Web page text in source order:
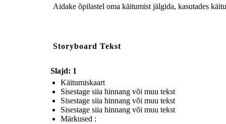
Aidake õpilastel oma käitumist jälgida, kasutades
Storyboard Tekst
Slajd: 1
Käitumiskaart
Sisestage siia hinnang või muu tekst
Sisestage siia hinnang või muu tekst
Sisestage siia hinnang või muu tekst
Märkused :